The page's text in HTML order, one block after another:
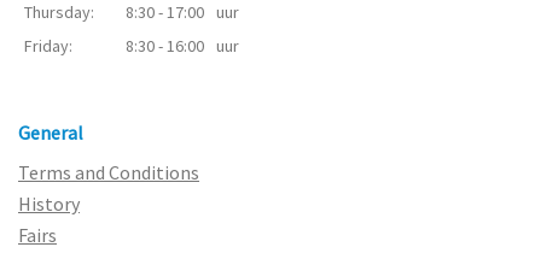
Thursday:
8:30 - 17:00 uur
Friday:
8:30 - 16:00 uur
General
Terms and Conditions
History
Fairs